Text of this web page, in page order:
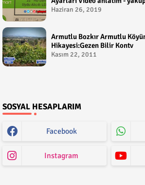
Çetin
Haziran 26, 2019
Armutlu Bozkır Armutlu
Hikayesi:Gezen Bilir Kontv
Kasım 22, 2011
SOSYAL HESAPLARIM
Facebook
Instagram